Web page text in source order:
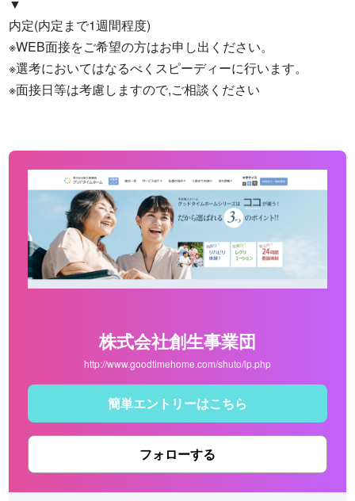
▼
内定(内定まで1週間程度)
※WEB面接をご希望の方はお申し出ください。
※選考においてはなるべくスピーディーに行います。
※面接日等は考慮しますので,ご相談ください
株式会社創生事業団
http://www.goodtimehome.com/shuto/lp.php
簡単エントリーはこちら
フォローする